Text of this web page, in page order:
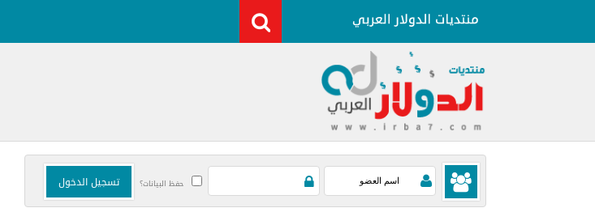
حفظ البيانات؟